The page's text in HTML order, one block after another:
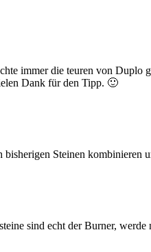
immer die teuren von
Dank für den Tipp. 🙂
Steinen kombinieren
sind echt der Burner,